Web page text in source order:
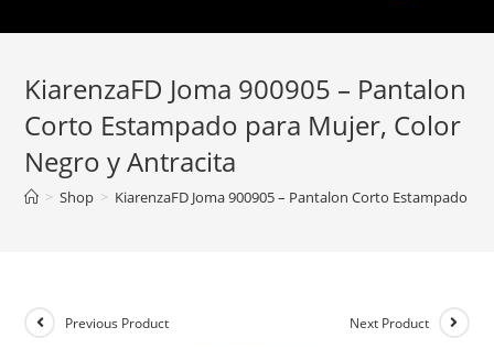
KiarenzaFD Joma 900905 – Pantalon
Corto Estampado para Mujer, Color
Negro y Antracita
> Shop > KiarenzaFD Joma 900905 – Pantalon Corto Estampado
Previous Product Next Product